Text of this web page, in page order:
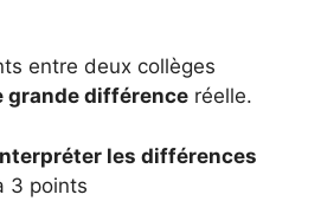
entre deux collèges
grande différence réelle.
les différences
3 points